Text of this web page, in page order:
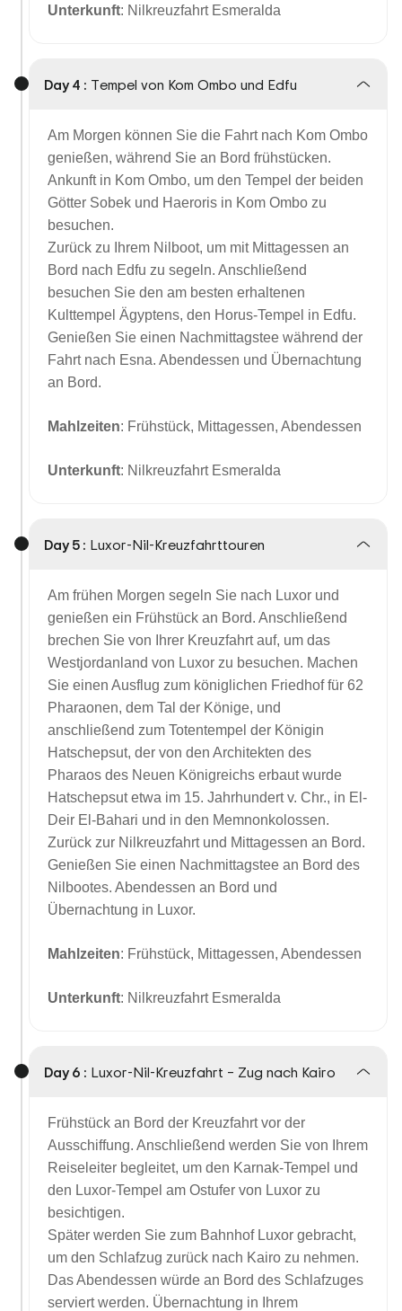
Unterkunft: Nilkreuzfahrt Esmeralda
Day 4 : Tempel von Kom Ombo und Edfu
Am Morgen können Sie die Fahrt nach Kom Ombo
genießen, während Sie an Bord frühstücken.
Ankunft in Kom Ombo, um den Tempel der beiden
Götter Sobek und Haeroris in Kom Ombo zu
besuchen.
Zurück zu Ihrem Nilboot, um mit Mittagessen an
Bord nach Edfu zu segeln. Anschließend
besuchen Sie den am besten erhaltenen
Kulttempel Ägyptens, den Horus-Tempel in Edfu.
Genießen Sie einen Nachmittagstee während der
Fahrt nach Esna. Abendessen und Übernachtung
an Bord.
Mahlzeiten: Frühstück, Mittagessen, Abendessen
Unterkunft: Nilkreuzfahrt Esmeralda
Day 5 : Luxor-Nil-Kreuzfahrttouren
Am frühen Morgen segeln Sie nach Luxor und
genießen ein Frühstück an Bord. Anschließend
brechen Sie von Ihrer Kreuzfahrt auf, um das
Westjordanland von Luxor zu besuchen. Machen
Sie einen Ausflug zum königlichen Friedhof für 62
Pharaonen, dem Tal der Könige, und
anschließend zum Totentempel der Königin
Hatschepsut, der von den Architekten des
Pharaos des Neuen Königreichs erbaut wurde
Hatschepsut etwa im 15. Jahrhundert v. Chr., in El-
Deir El-Bahari und in den Memnonkolossen.
Zurück zur Nilkreuzfahrt und Mittagessen an Bord.
Genießen Sie einen Nachmittagstee an Bord des
Nilbootes. Abendessen an Bord und
Übernachtung in Luxor.
Mahlzeiten: Frühstück, Mittagessen, Abendessen
Unterkunft: Nilkreuzfahrt Esmeralda
Day 6 : Luxor-Nil-Kreuzfahrt – Zug nach Kairo
Frühstück an Bord der Kreuzfahrt vor der
Ausschiffung. Anschließend werden Sie von Ihrem
Reiseleiter begleitet, um den Karnak-Tempel und
den Luxor-Tempel am Ostufer von Luxor zu
besichtigen.
Später werden Sie zum Bahnhof Luxor gebracht,
um den Schlafzug zurück nach Kairo zu nehmen.
Das Abendessen würde an Bord des Schlafzuges
serviert werden. Übernachtung in Ihrem